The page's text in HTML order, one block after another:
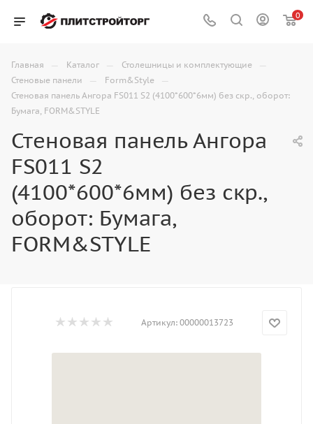
0
Главная — Каталог — Столешницы и комплектующие —
Стеновые панели — Form&Style —
Стеновая панель Ангора FS011 S2 (4100*600*6мм) без скр., оборот:
Бумага, FORM&STYLE
Стеновая панель Ангора
FS011 S2
(4100*600*6мм) без скр.,
оборот: Бумага,
FORM&STYLE
Артикул: 00000013723